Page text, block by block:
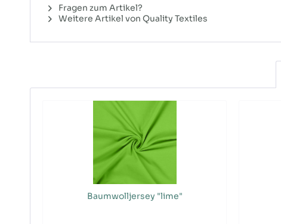
Fragen zum Artikel?
Weitere Artikel von Quality Textiles
Baumwolljersey "lime"